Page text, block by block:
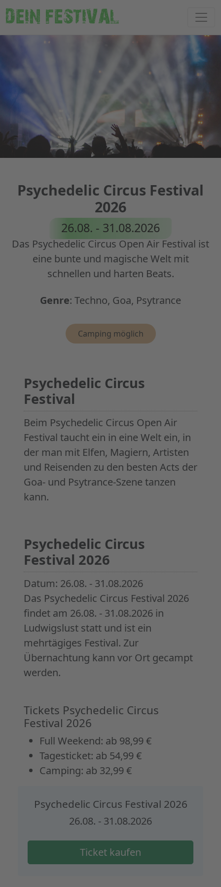
DEIN FESTIVAL
Psychedelic Circus Festival
2026
26.08. - 31.08.2026
Das Psychedelic Circus Open Air Festival ist
eine bunte und magische Welt mit
schnellen und harten Beats.
Genre: Techno, Goa, Psytrance
Eigenschaften
Camping möglich
Psychedelic Circus
Festival
Beim Psychedelic Circus Open Air
Festival taucht ein in eine Welt ein, in
der man mit Elfen, Magiern, Artisten
und Reisenden zu den besten Acts der
Goa- und Psytrance-Szene tanzen
kann.
Psychedelic Circus
Festival 2026
Datum & Infos
Datum: 26.08. - 31.08.2026
Das Psychedelic Circus Festival 2026
findet am 26.08. - 31.08.2026 in
Ludwigslust statt und ist ein
mehrtägiges Festival. Zur
Übernachtung kann vor Ort gecampt
werden.
Tickets Psychedelic Circus
Festival 2026
Full Weekend: ab 98,99 €
Tagesticket: ab 54,99 €
Camping: ab 32,99 €
Psychedelic Circus Festival 2026
26.08. - 31.08.2026
Ticket kaufen